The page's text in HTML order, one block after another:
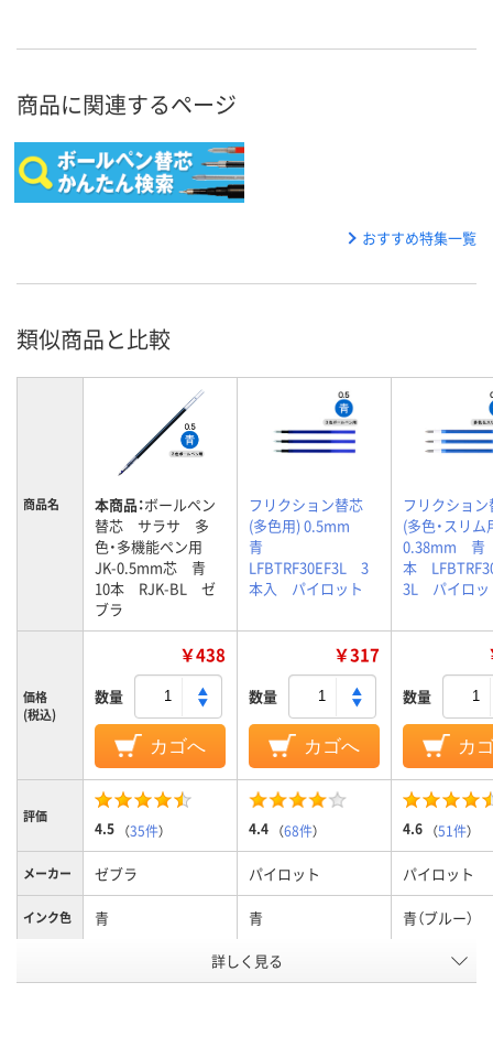
商品に関連するページ
おすすめ特集一覧
類似商品と比較
商品名 本商品：ボールペン
替芯 サラサ 多
色・多機能ペン用
JK-0.5mm芯 青
10本 RJK-BL ゼ
ブラ
フリクション替芯
(多色用) 0.5mm
青
LFBTRF30EF3L 3
本入 パイロット
フリクション
(多色・スリ
0.38mm
本
3L パイロッ
価格
(税込)
￥438
数量
カゴへ
￥317
数量
カゴへ
数量
カ
評価
4.5 （35件） 4.4 （68件） 4.6 （51件）
メーカー ゼブラ パイロット パイロット
インク色 青 青 青（ブルー）
0.5mm 0.38mm、
詳しく見る